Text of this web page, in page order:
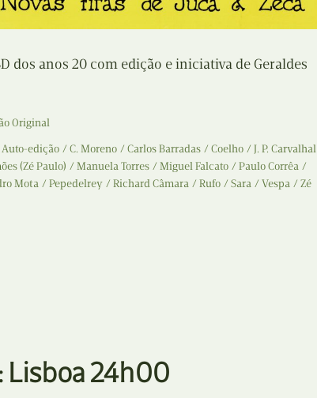
Exposições e Eventos
Internacional
dos anos 20 com edição e iniciativa de Geraldes
Original
Auto-edição C. Moreno Carlos Barradas Coelho
J. P. Carvalhal
(Zé Paulo) Manuela Torres Miguel Falcato
Paulo Corrêa
Mota Pepedelrey Richard Câmara Rufo Sara Vespa
Zé
Lisboa 24h00